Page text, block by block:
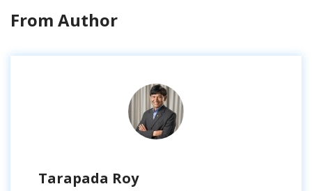
From Author
Tarapada Roy